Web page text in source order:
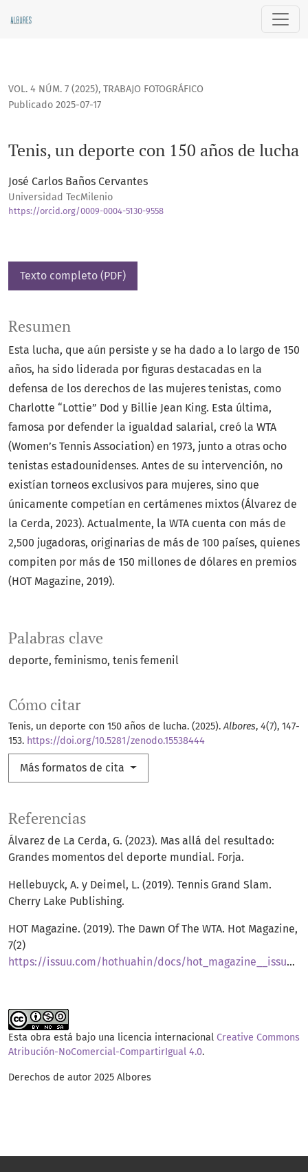
VOL. 4 NÚM. 7 (2025), TRABAJO FOTOGRÁFICO
Tenis, un deporte con 150 años de lucha
Publicado 2025-07-17
José Carlos Baños Cervantes
Universidad TecMilenio
https://orcid.org/0009-0004-5130-9558
Texto completo (PDF)
Palabras clave
deporte feminismo tenis femenil
Cómo citar
Tenis, un deporte con 150 años de lucha. (2025).Albores, 4(7), 147-
153. https://doi.org/10.5281/zenodo.15538444
Más formatos de cita
Resumen
Esta lucha, que aún persiste y se ha dado a lo largo de 150
años, ha sido liderada por figuras destacadas en la
defensa de los derechos de las mujeres tenistas, como
Charlotte “Lottie” Dod y Billie Jean King. Esta última,
famosa por defender la igualdad salarial, creó la WTA
(Women’s Tennis Association) en 1973, junto a otras ocho
tenistas estadounidenses. Antes de su intervención, no
existían torneos exclusivos para mujeres, sino que
únicamente competían en certámenes mixtos (Álvarez de
la Cerda, 2023). Actualmente, la WTA cuenta con más de
2,500 jugadoras, originarias de más de 100 países, quienes
compiten por más de 150 millones de dólares en premios
(HOT Magazine, 2019).
Referencias
Álvarez de La Cerda, G. (2023). Mas allá del resultado:
Grandes momentos del deporte mundial. Forja.
Hellebuyck, A. y Deimel, L. (2019). Tennis Grand Slam.
Cherry Lake Publishing.
HOT Magazine. (2019). The Dawn Of The WTA. Hot Magazine,
7(2)
https://issuu.com/hothuahin/docs/hot_magazine__issue_2__volume_7/s/69327
Esta obra está bajo una licencia internacional Creative Commons
Atribución-NoComercial-CompartirIgual 4.0.
Derechos de autor 2025 Albores